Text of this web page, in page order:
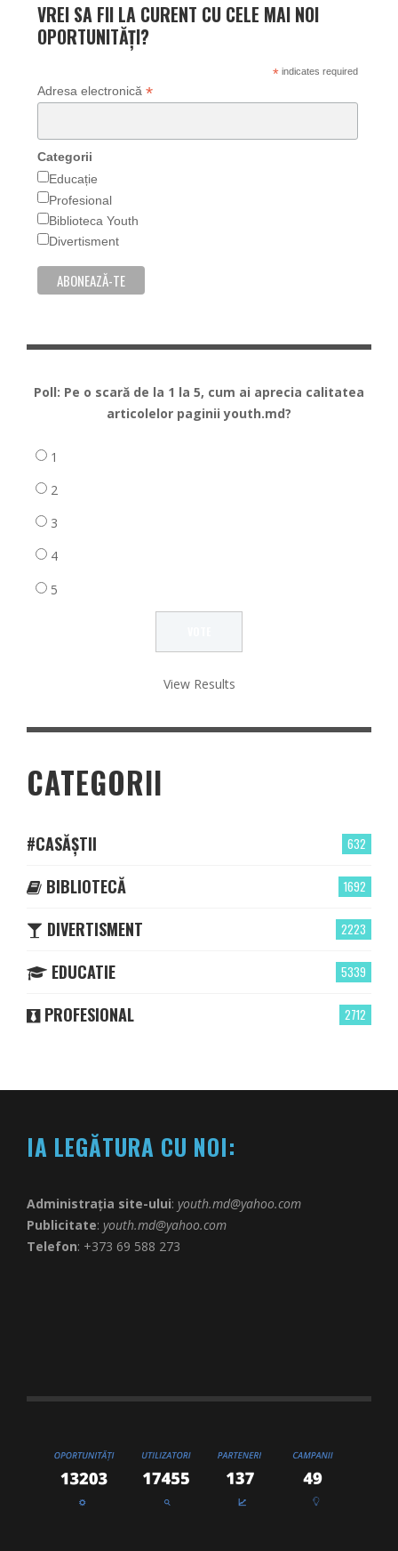
VREI SA FII LA CURENT CU CELE MAI NOI
OPORTUNITĂȚI?
*indicates required
Adresa electronică *
Categorii
Educație
Profesional
Biblioteca Youth
Divertisment
Poll: Pe o scară de la 1 la 5, cum ai aprecia calitatea
articolelor paginii youth.md?
1
2
3
4
5
View Results
CATEGORII
632
#CASĂȘTII
1692
BIBLIOTECĂ
2223
DIVERTISMENT
5339
EDUCATIE
2712
PROFESIONAL
IA LEGĂTURA CU NOI:
Administrația site-ului: youth.md@yahoo.com
Publicitate: youth.md@yahoo.com
Telefon: +373 69 588 273